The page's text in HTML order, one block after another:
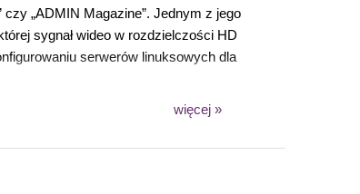
„ADMIN Magazine”. Jednym z jego
sygnał wideo w rozdzielczości HD
serwerów linuksowych dla
więcej »